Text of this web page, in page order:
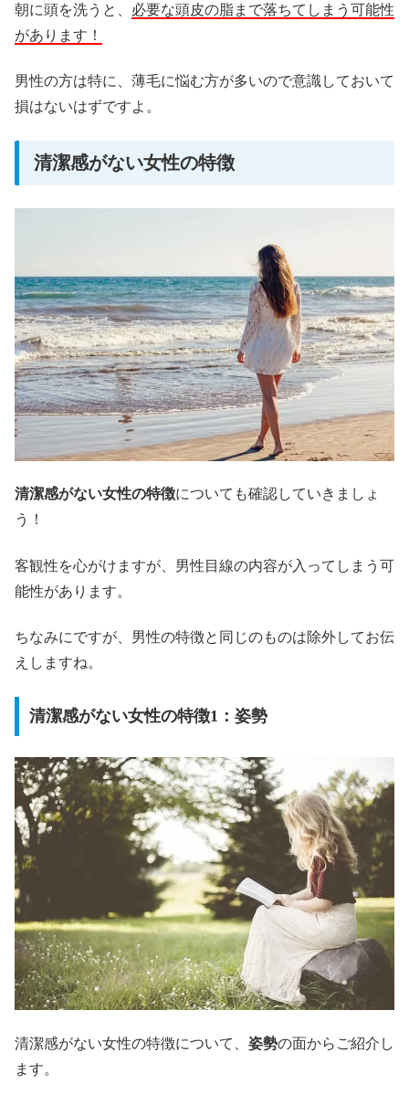
朝に頭を洗うと、 必要な頭皮の脂まで落ちてしまう可能性
があります！
男性の方は特に、薄毛に悩む方が多いので意識しておいて
損はないはずですよ。
清潔感がない女性の特徴
清潔感がない女性の特徴についても確認していきましょ
う！
客観性を心がけますが、男性目線の内容が入ってしまう可
能性があります。
ちなみにですが、男性の特徴と同じのものは除外してお伝
えしますね。
清潔感がない女性の特徴1：姿勢
清潔感がない女性の特徴について、 姿勢の面からご紹介し
ます。